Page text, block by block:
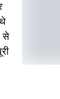
से